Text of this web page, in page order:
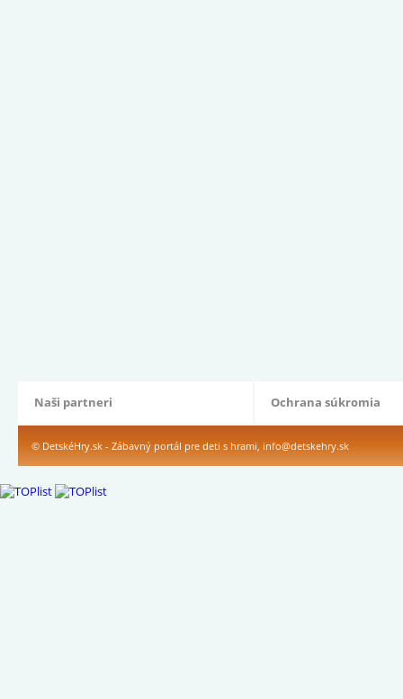
Naši partneri Ochrana súkromia
© DetskéHry.sk - Zábavný portál pre deti s hrami, info@detskehry.sk